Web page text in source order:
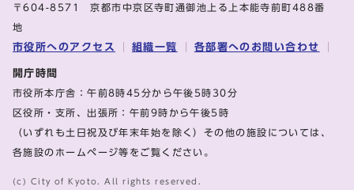
〒604-8571 京都市中京区寺町通御池上る上本能寺前町488番
地
市役所へのアクセス 組織一覧 各部署へのお問い合わせ
開庁時間
市役所本庁舎：午前8時45分から午後5時30分
区役所・支所、出張所：午前9時から午後5時
（いずれも土日祝及び年末年始を除く）その他の施設については、
各施設のホームページ等をご覧ください。
(c) City of Kyoto. All rights reserved.